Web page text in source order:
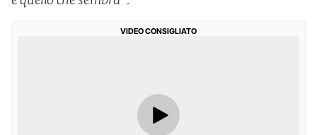
VIDEO CONSIGLIATO